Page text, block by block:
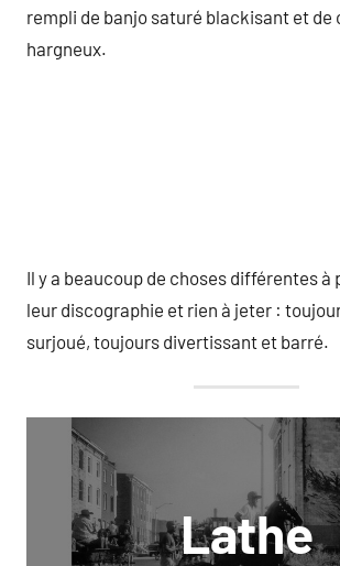
rempli de banjo saturé blackisant et de
hargneux.
Il y a beaucoup de choses différentes à
leur discographie et rien à jeter :
surjoué, toujours divertissant et barré.
Lathe